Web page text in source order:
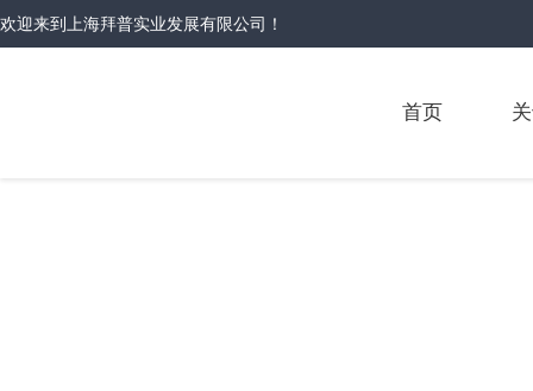
欢迎来到 上海拜普实业发展有限公司 ！
首页